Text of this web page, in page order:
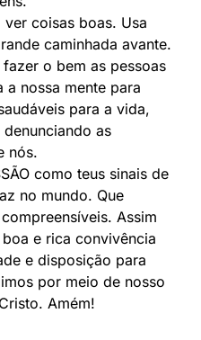
coisas boas. Usa
caminhada avante.
o bem as pessoas
a nossa mente para
para a vida,
as
nós.
como teus sinais de
no mundo. Que
Assim
e rica convivência
e disposição para
por meio de nosso
Amém!